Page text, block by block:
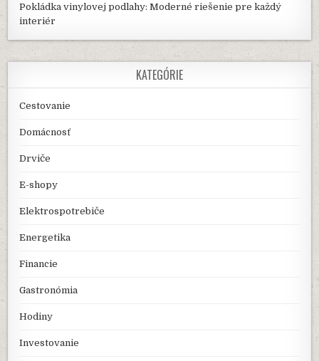
Pokládka vinylovej podlahy: Moderné riešenie pre každý
interiér
KATEGÓRIE
Cestovanie
Domácnosť
Drviče
E-shopy
Elektrospotrebiče
Energetika
Financie
Gastronómia
Hodiny
Investovanie